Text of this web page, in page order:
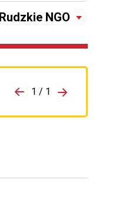
Rudzkie NGO
1 / 1
Przejdź do